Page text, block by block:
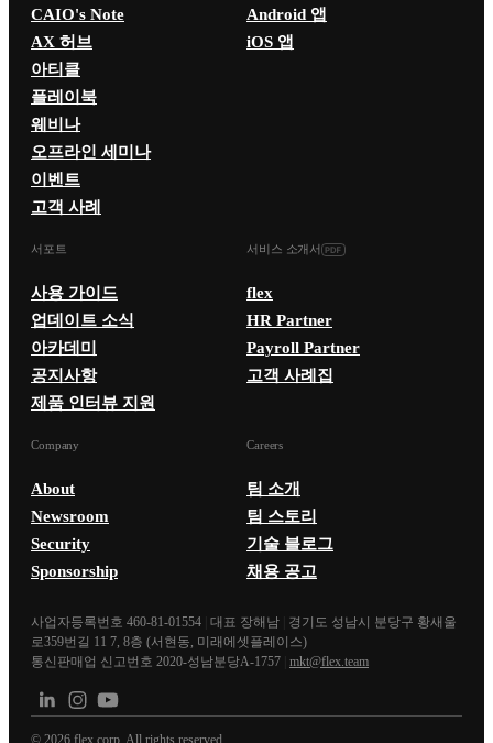
CAIO's Note
AX 허브
아티클
플레이북
웨비나
오프라인 세미나
이벤트
고객 사례
Android 앱
iOS 앱
서포트
사용 가이드
업데이트 소식
아카데미
공지사항
제품 인터뷰 지원
서비스 소개서
flex
HR Partner
Payroll Partner
고객 사례집
Company
About
Newsroom
Security
Sponsorship
Careers
팀 소개
팀 스토리
기술 블로그
채용 공고
사업자등록번호 460-81-01554 대표 장해남
경기도 성남시 분당구 황새울
로359번길 11 7, 8층 (서현동, 미래에셋플레이스)
통신판매업 신고번호 2020-성남분당A-1757 mkt@flex.team
© 2026 flex corp. All rights reserved.